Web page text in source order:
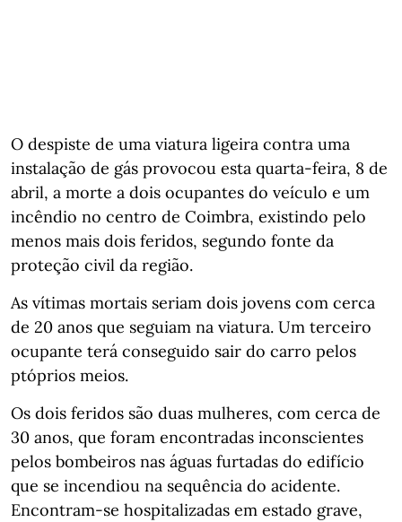
O despiste de uma viatura ligeira contra uma
instalação de gás provocou esta quarta-feira, 8 de
abril, a morte a dois ocupantes do veículo e um
incêndio no centro de Coimbra, existindo pelo
menos mais dois feridos, segundo fonte da
proteção civil da região.
As vítimas mortais seriam dois jovens com cerca
de 20 anos que seguiam na viatura. Um terceiro
ocupante terá conseguido sair do carro pelos
ptóprios meios.
Os dois feridos são duas mulheres, com cerca de
30 anos, que foram encontradas inconscientes
pelos bombeiros nas águas furtadas do edifício
que se incendiou na sequência do acidente.
Encontram-se hospitalizadas em estado grave,